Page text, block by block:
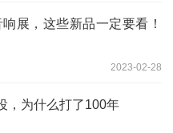
展，这些新品一定要看！
2023-02-28
，为什么打了100年